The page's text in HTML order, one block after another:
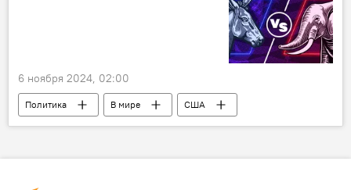
6 ноября 2024, 02:00
Политика В мире
США
выборы